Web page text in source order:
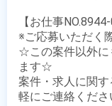
【お仕事NO.8944-
※ご応募いただく
☆この案件以外に
ます☆
案件・求人に関
軽にご連絡くださ